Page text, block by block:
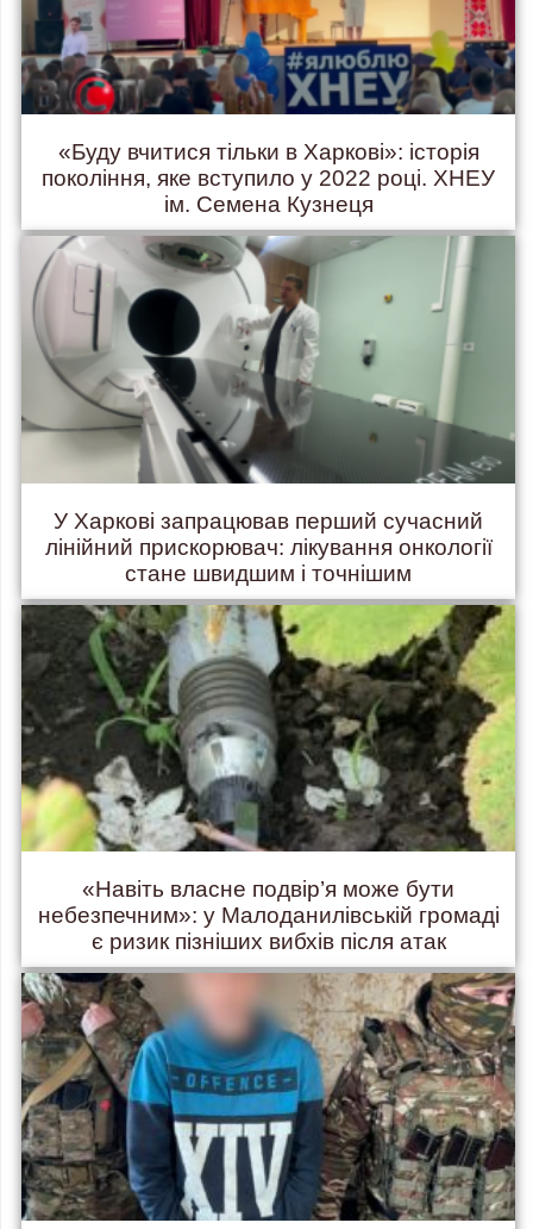
«Буду вчитися тільки в Харкові»: історія
покоління, яке вступило у 2022 році. ХНЕУ
ім. Семена Кузнеця
У Харкові запрацював перший сучасний
лінійний прискорювач: лікування онкології
стане швидшим і точнішим
«Навіть власне подвір’я може бути
небезпечним»: у Малоданилівській громаді
є ризик пізніших вибхів після атак